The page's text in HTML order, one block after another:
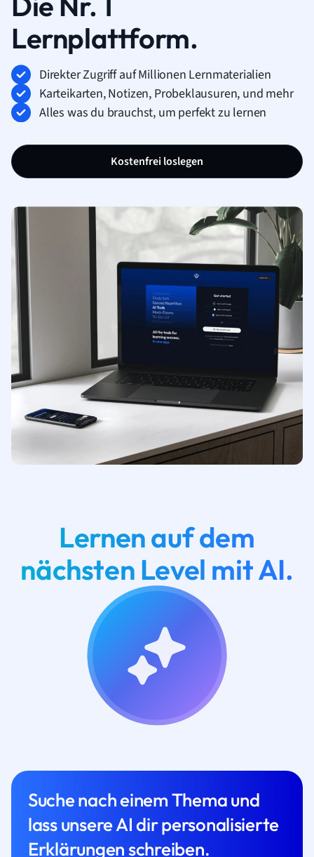
Lernplattform.
Direkter Zugriff auf Millionen Lernmaterialien
Karteikarten, Notizen, Probeklausuren, und mehr
Alles was du brauchst, um perfekt zu lernen
Kostenfrei loslegen
Lernen auf dem
nächsten Level mit AI.
Suche nach einem Thema und
lass unsere AI dir personalisierte
Erklärungen schreiben.